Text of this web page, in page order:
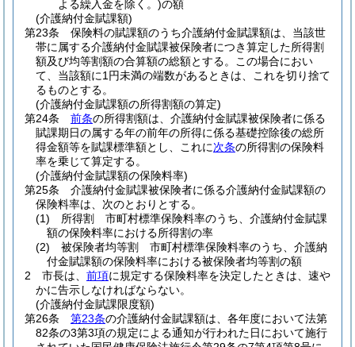
よる繰入金を除く。)の額
(介護納付金賦課額)
第23条
保険料の賦課額のうち介護納付金賦課額は、当該世
帯に属する介護納付金賦課被保険者につき算定した所得割
額及び均等割額の合算額の総額とする。
この場合におい
て、当該額に1円未満の端数があるときは、これを切り捨て
るものとする。
(介護納付金賦課額の所得割額の算定)
第24条
前条の所得割額は、介護納付金賦課被保険者に係る
賦課期日の属する年の前年の所得に係る基礎控除後の総所
得金額等を賦課標準額とし、これに次条の所得割の保険料
率を乗じて算定する。
(介護納付金賦課額の保険料率)
第25条
介護納付金賦課被保険者に係る介護納付金賦課額の
保険料率は、次のとおりとする。
(1)
所得割 市町村標準保険料率のうち、介護納付金賦課
額の保険料率における所得割の率
(2)
被保険者均等割 市町村標準保険料率のうち、介護納
付金賦課額の保険料率における被保険者均等割の額
2
市長は、 前項に規定する保険料率を決定したときは、速や
かに告示しなければならない。
(介護納付金賦課限度額)
第26条
第23条の介護納付金賦課額は、各年度において法第
82条の3第3項の規定による通知が行われた日において施行